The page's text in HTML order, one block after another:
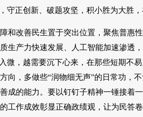
正创新、破题攻坚，积小胜为大胜
和改善民生置于突出位置，聚焦普惠
生产力快速发展、人工智能加速渗透
微，越需要沉下心来，在那些短期不
向，多做些“润物细无声”的日常功，
成的能力。要以钉钉子精神一锤接着
作成效彰显正确政绩观，让为民答卷